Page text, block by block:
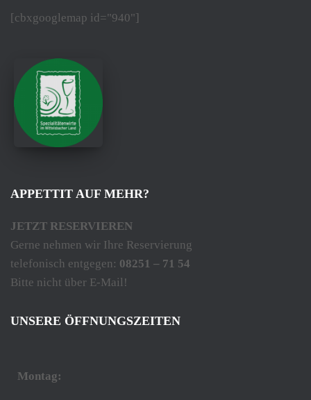
[cbxgooglemap id="940"]
APPETTIT AUF MEHR?
JETZT RESERVIEREN
Gerne nehmen wir Ihre Reservierung
telefonisch entgegen: 08251 – 71 54
Bitte nicht über E-Mail!
UNSERE ÖFFNUNGSZEITEN
Montag: